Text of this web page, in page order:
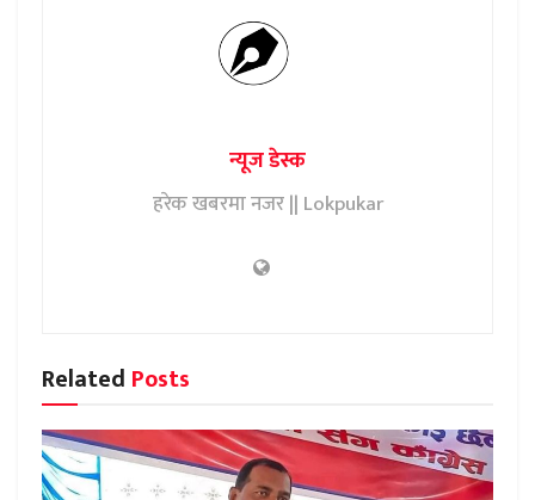
न्यूज डेस्क
हरेक खबरमा नजर || Lokpukar
Related Posts